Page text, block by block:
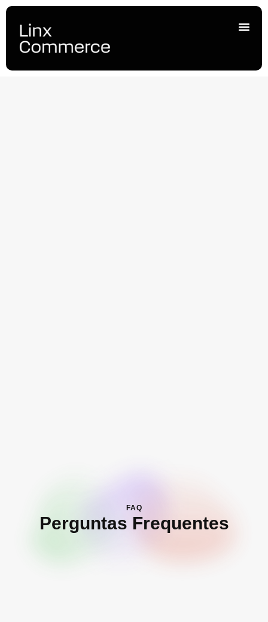
FAQ
Perguntas Frequentes